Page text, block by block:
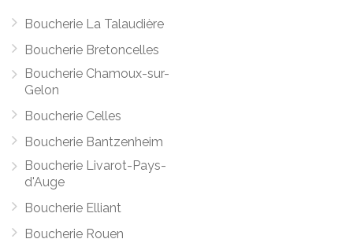
Boucherie La Talaudière
Boucherie Bretoncelles
Boucherie Chamoux-sur-
Gelon
Boucherie Celles
Boucherie Bantzenheim
Boucherie Livarot-Pays-
d'Auge
Boucherie Elliant
Boucherie Rouen